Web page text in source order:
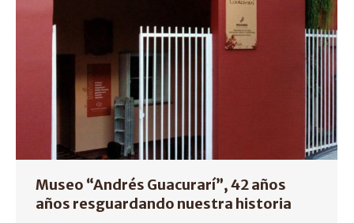
Museo “Andrés Guacurarí”, 42 años
años resguardando nuestra historia